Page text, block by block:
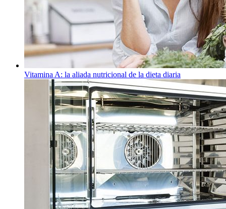
Vitamina A: la aliada nutricional de la dieta diaria